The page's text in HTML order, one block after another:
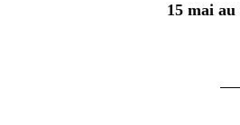
15 mai